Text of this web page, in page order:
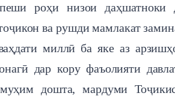
роҳи низои даҳшатноки
ва рушди мамлакат
миллӣ ба яке аз
дар кору фаъолияти
дошта, мардуми